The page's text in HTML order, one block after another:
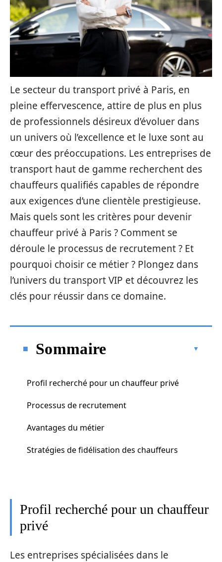
Le secteur du transport privé à Paris, en
pleine effervescence, attire de plus en plus
de professionnels désireux d’évoluer dans
un univers où l’excellence et le luxe sont au
cœur des préoccupations. Les entreprises de
transport haut de gamme recherchent des
chauffeurs qualifiés capables de répondre
aux exigences d’une clientèle prestigieuse.
Mais quels sont les critères pour devenir
chauffeur privé à Paris ? Comment se
déroule le processus de recrutement ? Et
pourquoi choisir ce métier ? Plongez dans
l’univers du transport VIP et découvrez les
clés pour réussir dans ce domaine.
Sommaire
Profil recherché pour un chauffeur privé
Processus de recrutement
Avantages du métier
Stratégies de fidélisation des chauffeurs
Profil recherché pour un chauffeur
privé
Les entreprises spécialisées dans le